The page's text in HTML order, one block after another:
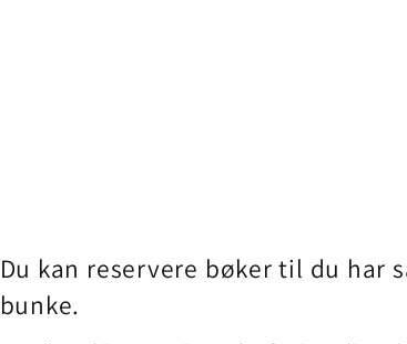
Du kan reservere bøker til du har
bunke.